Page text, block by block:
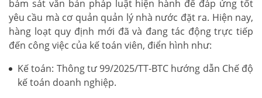
bám sát văn bản pháp luật hiện hành để đáp ứng tốt
yêu cầu mà cơ quản quản lý nhà nước đặt ra. Hiện nay,
hàng loạt quy định mới đã và đang tác động trực tiếp
đến công việc của kế toán viên, điển hình như:
Kế toán: Thông tư 99/2025/TT-BTC hướng dẫn Chế độ
kế toán doanh nghiệp.